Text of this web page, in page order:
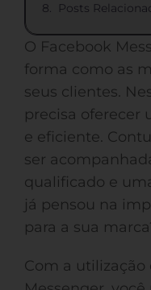
Posts
O Facebook
forma como as
seus clientes.
precisa oferecer
e eficiente.
ser
qualificado e
já pensou na
para a sua
Com a utilização